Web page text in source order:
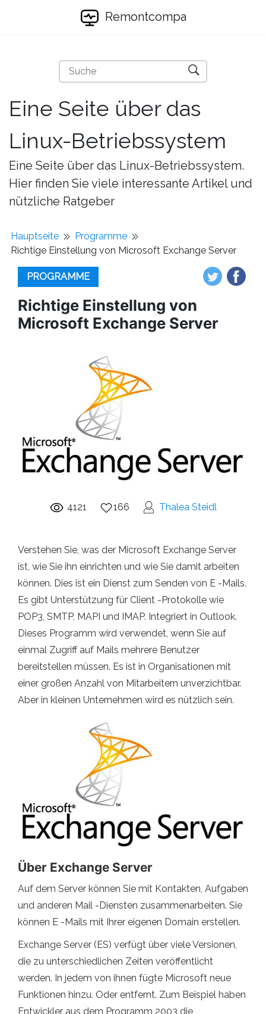
Remontcompa
Eine Seite über das
Linux-Betriebssystem
Eine Seite über das Linux-Betriebssystem.
Hier finden Sie viele interessante Artikel und
nützliche Ratgeber
Hauptseite
Programme
Richtige Einstellung von Microsoft Exchange Server
PROGRAMME
Richtige Einstellung von
Microsoft Exchange Server
4121 166 Thalea Steidl
Verstehen Sie, was der Microsoft Exchange Server
ist, wie Sie ihn einrichten und wie Sie damit arbeiten
können. Dies ist ein Dienst zum Senden von E -Mails.
Es gibt Unterstützung für Client -Protokolle wie
POP3, SMTP, MAPI und IMAP. Integriert in Outlook.
Dieses Programm wird verwendet, wenn Sie auf
einmal Zugriff auf Mails mehrere Benutzer
bereitstellen müssen. Es ist in Organisationen mit
einer großen Anzahl von Mitarbeitern unverzichtbar.
Aber in kleinen Unternehmen wird es nützlich sein.
Über Exchange Server
Auf dem Server können Sie mit Kontakten, Aufgaben
und anderen Mail -Diensten zusammenarbeiten. Sie
können E -Mails mit Ihrer eigenen Domain erstellen.
Exchange Server (ES) verfügt über viele Versionen,
die zu unterschiedlichen Zeiten veröffentlicht
werden. In jedem von ihnen fügte Microsoft neue
Funktionen hinzu. Oder entfernt. Zum Beispiel haben
Entwickler aus dem Programm 2003 die